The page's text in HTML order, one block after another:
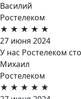
Василий
Ростелеком
★ ★ ★ ★ ★
27 июня 2024
У нас Ростелеком
Михаил
Ростелеком
★ ★ ★ ★ ★